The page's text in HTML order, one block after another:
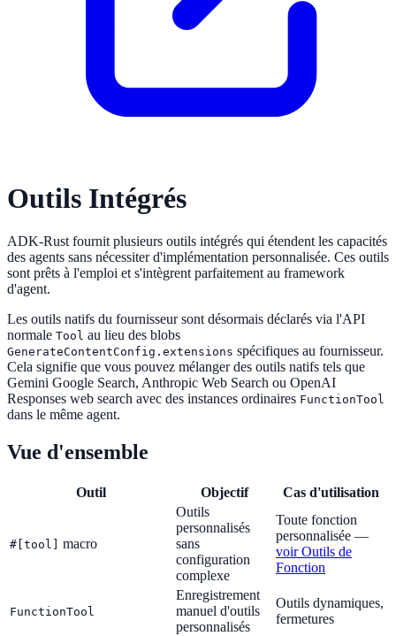
Outils Intégrés
ADK-Rust fournit plusieurs outils intégrés qui étendent les capacités
des agents sans nécessiter d'implémentation personnalisée. Ces outils
sont prêts à l'emploi et s'intègrent parfaitement au framework
d'agent.
Les outils natifs du fournisseur sont désormais déclarés via l'API
normale Tool au lieu des blobs
GenerateContentConfig.extensions spécifiques au fournisseur.
Cela signifie que vous pouvez mélanger des outils natifs tels que
Gemini Google Search, Anthropic Web Search ou OpenAI
Responses web search avec des instances ordinaires FunctionTool
dans le même agent.
Vue d'ensemble
Outil Objectif Cas d'utilisation
#[tool] macro
Outils
personnalisés
sans
configuration
complexe
Toute fonction
personnalisée —
voir Outils de
Fonction
FunctionTool
Enregistrement
manuel d'outils
personnalisés
Outils dynamiques,
fermetures